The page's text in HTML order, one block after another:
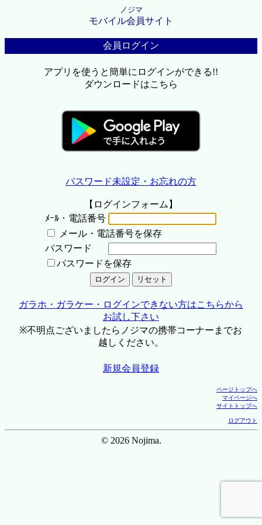
ノジマ
モバイル会員サイト
会員ログイン
アプリを使うと簡単にログインができる!!
ダウンロードはこちら
パスワード未設定・お忘れの方
【ログインフォーム】
ﾒｰﾙ・電話番号
メール・電話番号を保存
パスワード
パスワードを保存
ガラホ・ガラケー・ログインできない方はこちらから
お試し下さい
※不明点ございましたらノジマの携帯コーナーまでお
越しください。
新規会員登録
ページトップへ
マイページへ
サイトトップへ
ログアウト
© 2026 Nojima.